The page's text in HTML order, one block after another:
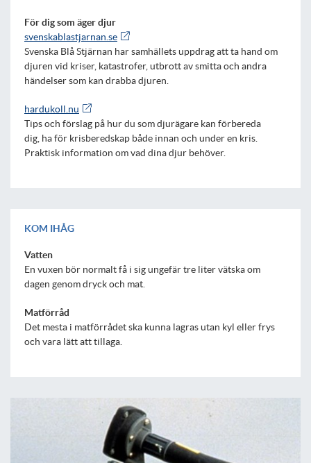
För dig som äger djur
svenskablastjarnan.se
Svenska Blå Stjärnan har samhällets uppdrag att ta hand om
djuren vid kriser, katastrofer, utbrott av smitta och andra
händelser som kan drabba djuren.
hardukoll.nu
Tips och förslag på hur du som djurägare kan förbereda
dig, ha för krisberedskap både innan och under en kris.
Praktisk information om vad dina djur behöver.
KOM IHÅG
Vatten
En vuxen bör normalt få i sig ungefär tre liter vätska om
dagen genom dryck och mat.
Matförråd
Det mesta i matförrådet ska kunna lagras utan kyl eller frys
och vara lätt att tillaga.